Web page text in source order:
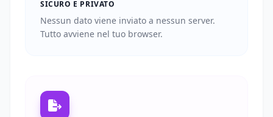
SICURO E PRIVATO
Nessun dato viene inviato a nessun server.
Tutto avviene nel tuo browser.